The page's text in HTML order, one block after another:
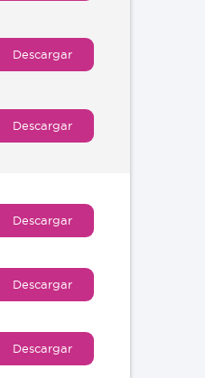
Descargar
Descargar
Descargar
Descargar
Descargar